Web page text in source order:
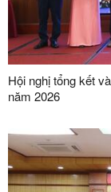
Hội nghị tổng kết
năm 2026